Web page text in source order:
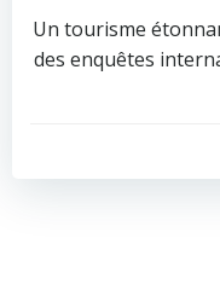
Un tourisme
des enquêtes